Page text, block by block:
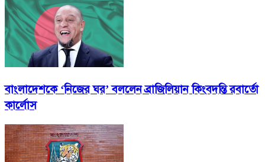
বাংলাদেশকে ‘নিজের ঘর’ বললেন ব্রাজিলিয়ান কিংবদন্তি রবার্তো
কার্লোস